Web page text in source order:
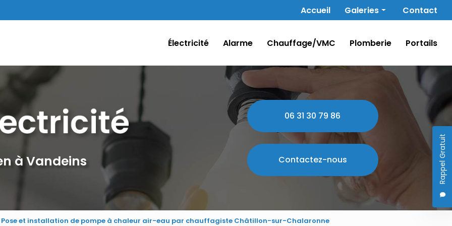
Navigation secondaire
Accueil Galeries
Alarme
Chauffage/VMC
Portails
Contact
Rappel Gratuit
Électricité
Alarme Chauffage/VMC Plomberie Portails
à Vandeins
06 31 30 79 86
Contactez-nous
Pose et installation de pompe à chaleur air-eau par chauffagiste Châtillon-sur-Chalaronne